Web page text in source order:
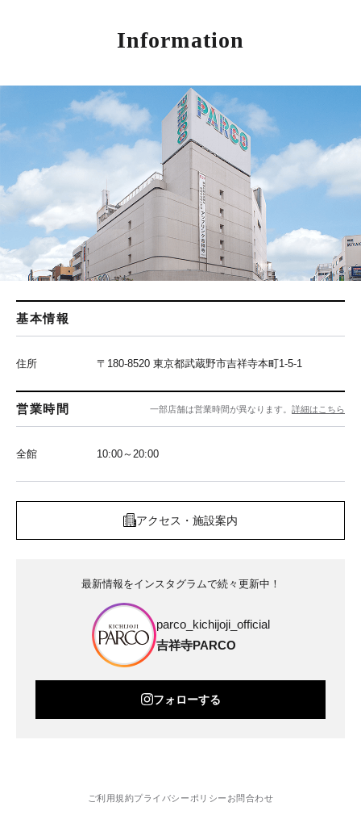
Information
基本情報
住所 〒180-8520 東京都武蔵野市吉祥寺本町1-5-1
営業時間 一部店舗は営業時間が異なります。 詳細はこちら
全館 10:00～20:00
アクセス・施設案内
最新情報をインスタグラムで続々更新中！
parco_kichijoji_official
吉祥寺PARCO
フォローする
ご利用規約プライバシーポリシー お問合わせ